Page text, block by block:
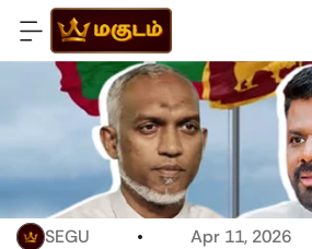
SEGU Apr 11, 2026